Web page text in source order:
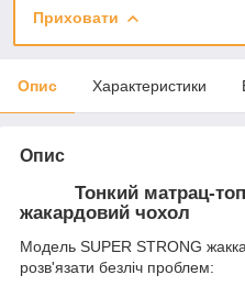
Приховати
Опис Характеристики
Опис
Тонкий матрац-
жакардовий чохол
Модель SUPER STRONG
розв'язати безліч проблем: